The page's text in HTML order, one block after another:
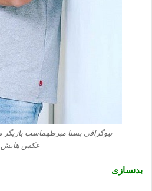
بیوگرافی یسنا میرطهماسب بازیگر
عکس هایش
بدنسازی